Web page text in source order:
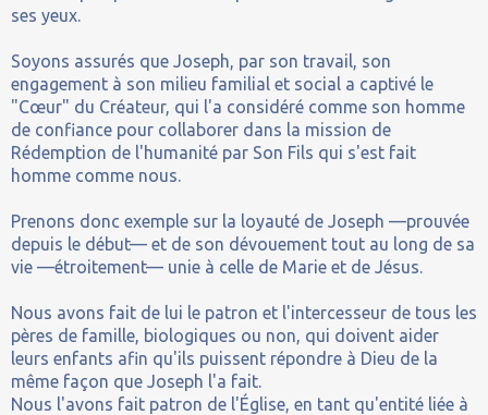
ses yeux.
Soyons assurés que Joseph, par son travail, son
engagement à son milieu familial et social a captivé le
"Cœur" du Créateur, qui l'a considéré comme son homme
de confiance pour collaborer dans la mission de
Rédemption de l'humanité par Son Fils qui s'est fait
homme comme nous.
Prenons donc exemple sur la loyauté de Joseph —prouvée
depuis le début— et de son dévouement tout au long de sa
vie —étroitement— unie à celle de Marie et de Jésus.
Nous avons fait de lui le patron et l'intercesseur de tous les
pères de famille, biologiques ou non, qui doivent aider
leurs enfants afin qu'ils puissent répondre à Dieu de la
même façon que Joseph l'a fait.
Nous l'avons fait patron de l'Église, en tant qu'entité liée à